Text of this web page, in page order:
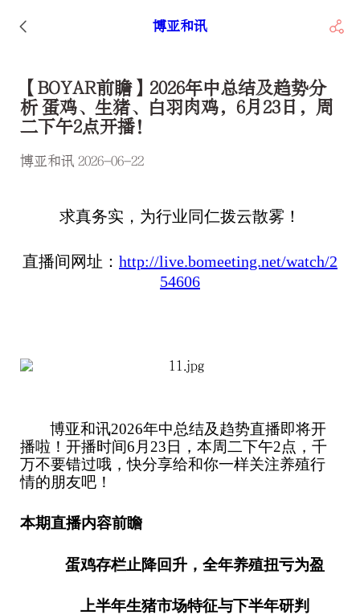
博亚和讯
【BOYAR前瞻】2026年中总结及趋势分
析 蛋鸡、生猪、白羽肉鸡，6月23日，周
二下午2点开播！
博亚和讯 2026-06-22
求真务实，为行业同仁拨云散雾！
直播间网址： http://live.bomeeting.net/watch/2
54606
博亚和讯2026年中总结及趋势直播即将开
播啦！开播时间6月23日，本周二下午2点，千
万不要错过哦，快分享给和你一样关注养殖行
情的朋友吧！
本期直播内容前瞻
蛋鸡存栏止降回升，全年养殖扭亏为盈
上半年生猪市场特征与下半年研判